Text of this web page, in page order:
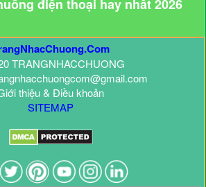
điện thoại hay nhất 2026
TRANGNHACCHUONG
thiệu & Điều khoản
SITEMAP